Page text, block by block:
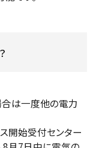
は一度他の電力
開始受付センター